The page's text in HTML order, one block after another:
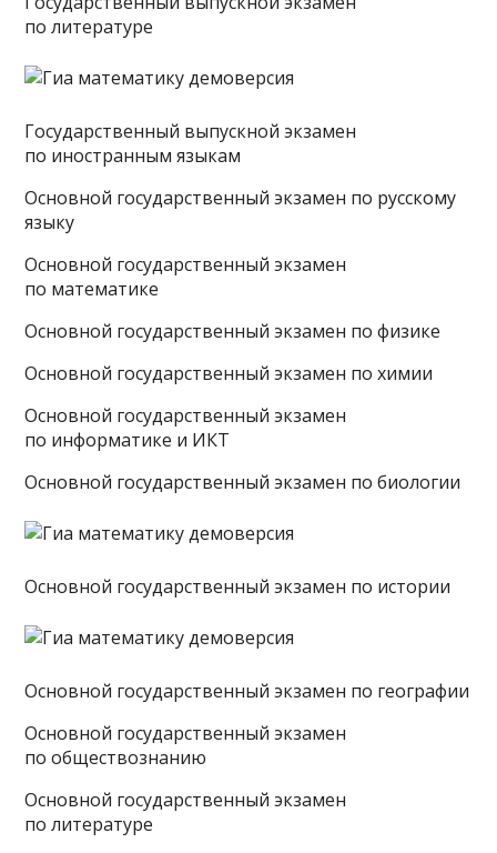
по литературе
Государственный выпускной экзамен
по иностранным языкам
Основной государственный экзамен по русскому
языку
Основной государственный экзамен
по математике
Основной государственный экзамен по физике
Основной государственный экзамен по химии
Основной государственный экзамен
по информатике и ИКТ
Основной государственный экзамен по биологии
Основной государственный экзамен по истории
Основной государственный экзамен по географии
Основной государственный экзамен
по обществознанию
Основной государственный экзамен
по литературе